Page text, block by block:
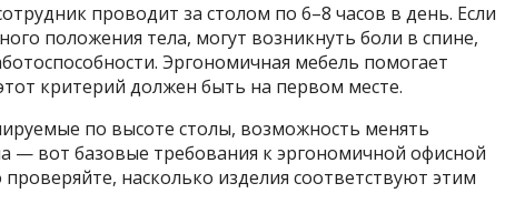
проводит за столом по 6–8 часов в день. Если
положения тела, могут возникнуть боли в спине,
Эргономичная мебель помогает
критерий должен быть на первом месте.
по высоте столы, возможность менять
— вот базовые требования к эргономичной офисной
насколько изделия соответствуют этим